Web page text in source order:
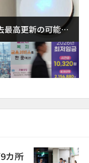
最高更新の可能性
カ所